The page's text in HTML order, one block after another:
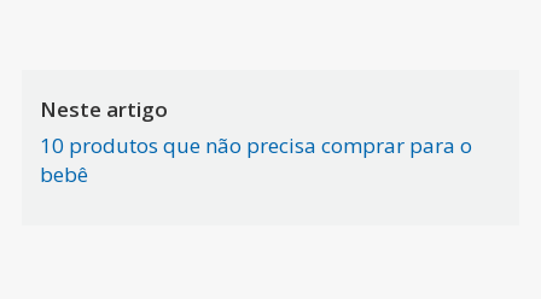
Neste artigo
10 produtos que não precisa comprar para o
bebê